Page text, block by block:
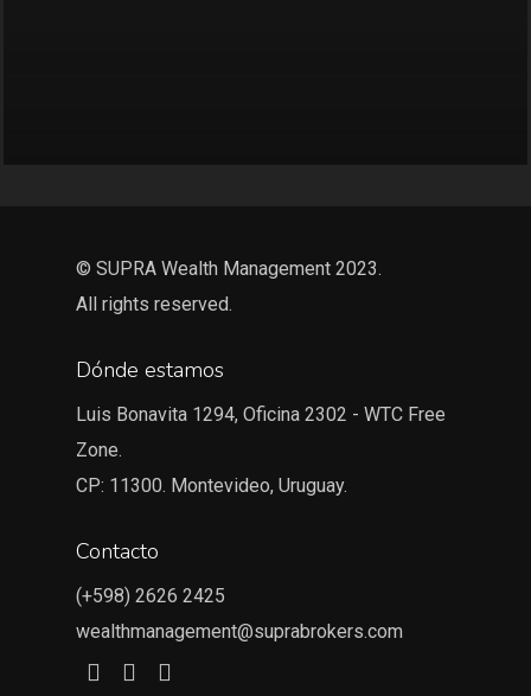
© SUPRA Wealth Management 2023.
All rights reserved.
Dónde estamos
Luis Bonavita 1294, Oficina 2302 - WTC Free
Zone.
CP: 11300. Montevideo, Uruguay.
Contacto
(+598) 2626 2425
wealthmanagement@suprabrokers.com